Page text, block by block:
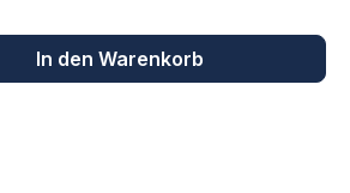
gewünschten Wert
In den Warenkorb